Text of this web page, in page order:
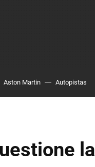
Aston Martin Autopistas
la